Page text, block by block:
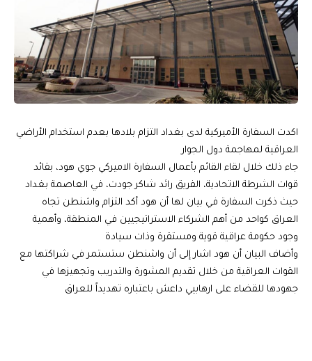
اكدت السفارة الأميركية لدى بغداد التزام بلادها بعدم استخدام الأراضي
العراقية لمهاجمة دول الجوار
جاء ذلك خلال لقاء القائم بأعمال السفارة الاميركي جوي هود، بقائد
قوات الشرطة الاتحادية، الفريق رائد شاكر جودت، في العاصمة بغداد
حيث ذكرت السفارة في بيان لها أن هود أكد التزام واشنطن تجاه
العراق كواحد من أهم الشركاء الاستراتيجيين في المنطقة، وأهمية
وجود حكومة عراقية قوية ومستقرة وذات سيادة
وأضاف البيان أن هود اشار إلى أن واشنطن ستستمر في شراكتها مع
القوات العراقية من خلال تقديم المشورة والتدريب وتجهيزها في
جهودها للقضاء على ارهابيي داعش باعتباره تهديداً للعراق